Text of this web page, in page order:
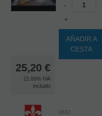
25,20 €
21.00% IVA
incluido
-
+
AÑADIR A
CESTA
0812